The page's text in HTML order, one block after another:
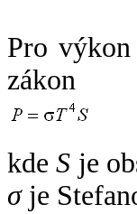
Pro
zákon
kdeS je
σje